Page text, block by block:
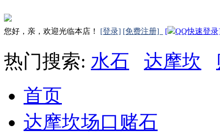
您好，亲，欢迎光临本店！ [登录] [免费注册] [ QQ快速登
热门搜索: 水石 达摩坎
首页
达摩坎场口赌石